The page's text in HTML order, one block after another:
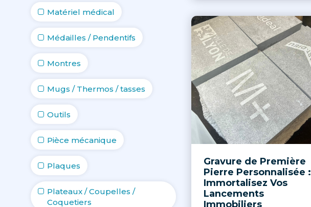
Matériel médical
Médailles / Pendentifs
Montres
Mugs / Thermos / tasses
Outils
Pièce mécanique
Plaques
Plateaux / Coupelles /
Coquetiers
Gravure de Première
Pierre Personnalisée :
Immortalisez Vos
Lancements
Immobiliers